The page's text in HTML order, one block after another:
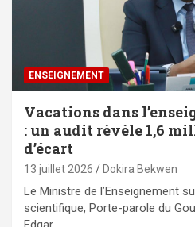
ENSEIGNEMENT
Vacations dans
: un audit révèle 1,6
d’écart
13 juillet 2026 Dokira Bekwen
Le Ministre de l’Enseignement
scientifique, Porte-parole du